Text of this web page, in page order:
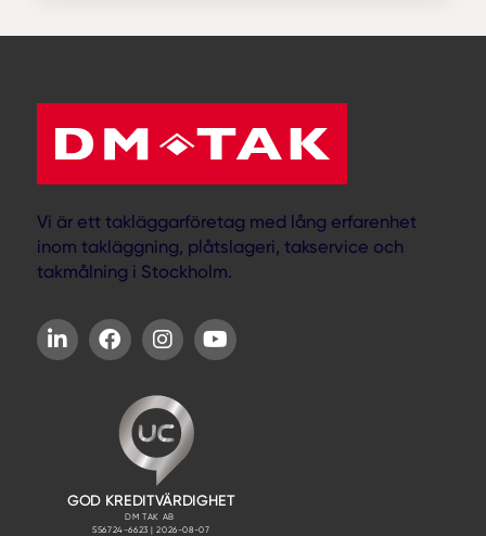
Vi är ett takläggarföretag med lång erfarenhet
inom takläggning, plåtslageri, takservice och
takmålning i Stockholm.